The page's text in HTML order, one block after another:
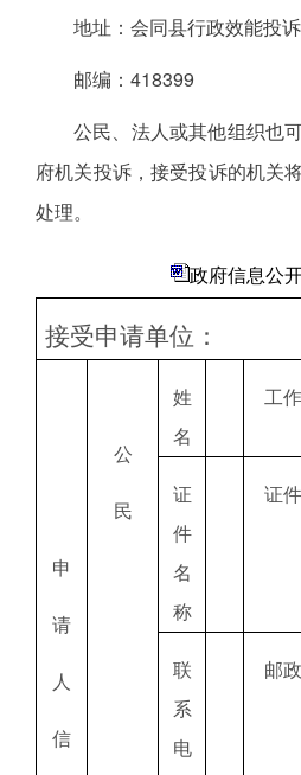
地址：会同县行政效能投
邮编：418399
公民、法人或其他组织也
府机关投诉，接受投诉的机关
处理。
政府信息公
接受申请单位：
申
请
人
信
公
民
姓
名
工
证
件
名
称
证
联
系
电
邮